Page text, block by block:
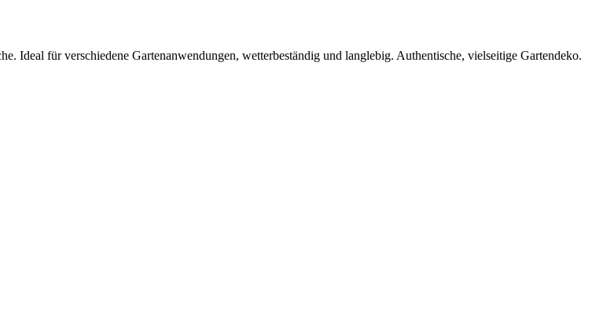
Ideal für verschiedene Gartenanwendungen, wetterbeständig und langlebig. Authentische, vielseitige Gartendeko.